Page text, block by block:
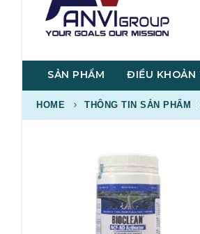
SẢN PHẨM ĐIỀU KHOẢN
HOME THÔNG TIN SẢN PHẨM